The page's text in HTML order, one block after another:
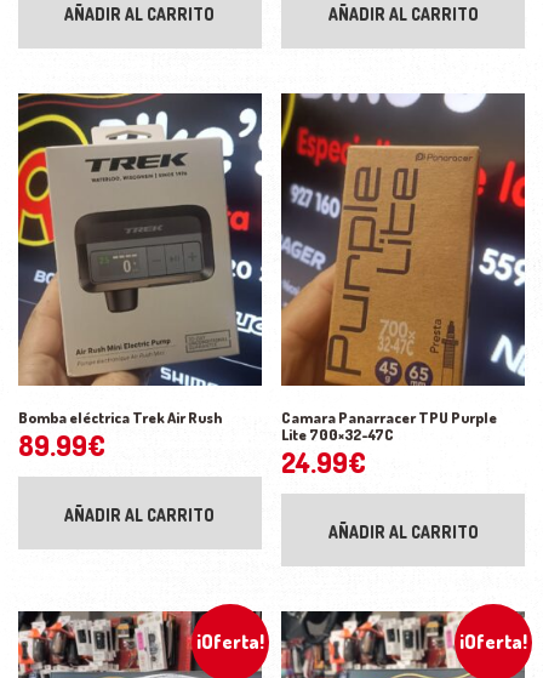
AÑADIR AL CARRITO AÑADIR AL CARRITO
Bomba eléctrica Trek Air Rush
89.99€
AÑADIR AL CARRITO
Camara Panarracer TPU Purple
Lite 700×32-47C
24.99€
AÑADIR AL CARRITO
¡Oferta! ¡Oferta!